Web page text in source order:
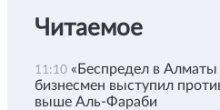
Читаемое
11:10 «Беспредел в
бизнесмен выступил
выше Аль-Фараби